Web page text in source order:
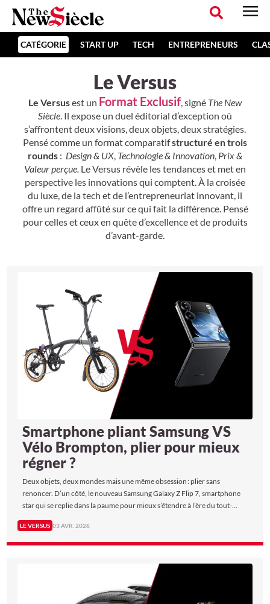
CATÉGORIE START UP TECH ENTREPRENEURS
Le Versus
Le Versusest un Format Exclusif, signé The New
Siècle. Il expose un duel éditorial d’exception où
s’affrontent deux visions, deux objets, deux stratégies.
Pensé comme un format comparatifstructuré en trois
rounds : Design & UX, Technologie & Innovation, Prix &
Valeur perçue. Le Versus révèle les tendances et met en
perspective les innovations qui comptent. À la croisée
du luxe, de la tech et de l’entrepreneuriat innovant, il
offre un regard affûté sur ce qui fait la différence. Pensé
pour celles et ceux en quête d’excellence et de produits
d’avant-garde.
Smartphone pliant Samsung VS
Vélo Brompton, plier pour mieux
régner ?
Deux objets, deux mondes mais une même obsession : plier sans
renoncer. D’un côté, le nouveau Samsung Galaxy Z Flip 7, smartphone
star qui se replie dans la paume pour mieux s’étendre à l’ère du tout-
en trois gestes pour conquérir la ville…
LE VERSUS 03 AVR. 2026